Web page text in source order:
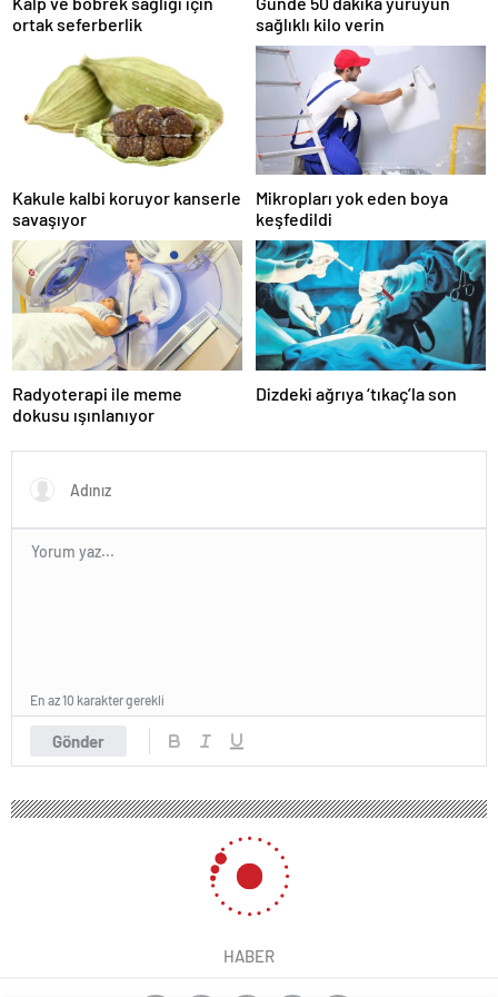
ortak seferberlik
sağlıklı kilo verin
Kakule kalbi koruyor kanserle
savaşıyor
Mikropları yok eden boya
keşfedildi
Radyoterapi ile meme
dokusu ışınlanıyor
Dizdeki ağrıya ‘tıkaç’la son
Gönder
En az 10 karakter gerekli
HABER